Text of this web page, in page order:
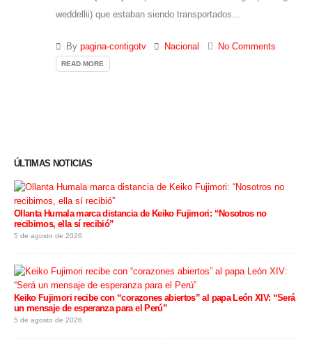
weddellii) que estaban siendo transportados...
By pagina-contigotv Nacional No Comments
READ MORE
ÚLTIMAS NOTICIAS
Ollanta Humala marca distancia de Keiko Fujimori: “Nosotros no
recibimos, ella sí recibió”
5 de agosto de 2026
Keiko Fujimori recibe con “corazones abiertos” al papa León XIV: “Será
un mensaje de esperanza para el Perú”
5 de agosto de 2026